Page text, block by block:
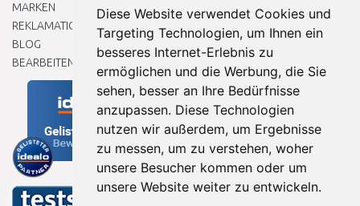
Diese Website verwendet Cookies und
Targeting Technologien, um Ihnen ein
besseres Internet-Erlebnis zu
ermöglichen und die Werbung, die Sie
sehen, besser an Ihre Bedürfnisse
anzupassen. Diese Technologien
nutzen wir außerdem, um Ergebnisse
zu messen, um zu verstehen, woher
unsere Besucher kommen oder um
unsere Website weiter zu entwickeln.
MARKEN
REKLAMATIONEN UND RETOUREN
BLOG
BEARBEITEN SIE MEINE COOKIE-EINSTELLUNGEN